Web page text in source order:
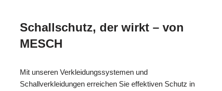
Schallschutz, der wirkt – von
MESCH
Mit unseren Verkleidungssystemen und
Schallverkleidungen erreichen Sie effektiven Schutz in